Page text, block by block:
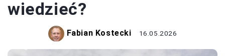
wiedzieć?
Fabian Kostecki 16.05.2026